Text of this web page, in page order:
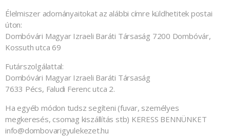
Élelmiszer adományaitokat az alábbi címre küldhetitek postai
úton:
Dombóvári Magyar Izraeli Baráti Társaság 7200 Dombóvár,
Kossuth utca 69
Futárszolgálattal:
Dombóvári Magyar Izraeli Baráti Társaság
7633 Pécs, Faludi Ferenc utca 2.
Ha egyéb módon tudsz segíteni (fuvar, személyes
megkeresés, csomag kiszállítás stb) KERESS BENNÜNKET
info@dombovarigyulekezet.hu